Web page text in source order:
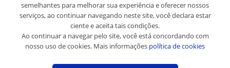
305915opiniões de alunos
© 2007 - 2026 Suas aulas particulares
Mapa do site:Professores particulares
semelhantes para melhorar sua experiência e oferecer nossos
serviços, ao continuar navegando neste site, você declara estar
ciente e aceita tais condições.
Ao continuar a navegar pelo site, você está concordando com
nosso uso de cookies. Mais informações política de cookies